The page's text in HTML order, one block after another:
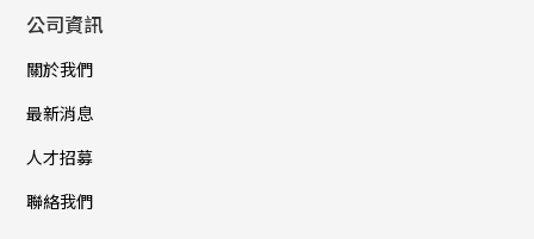
公司資訊
關於我們
最新消息
人才招募
聯絡我們